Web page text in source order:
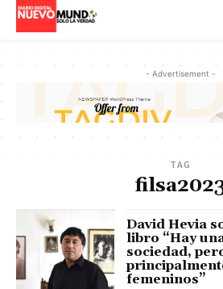
- Advertisement -
TAG
David Hevia
libro “Hay
sociedad,
femeninos”